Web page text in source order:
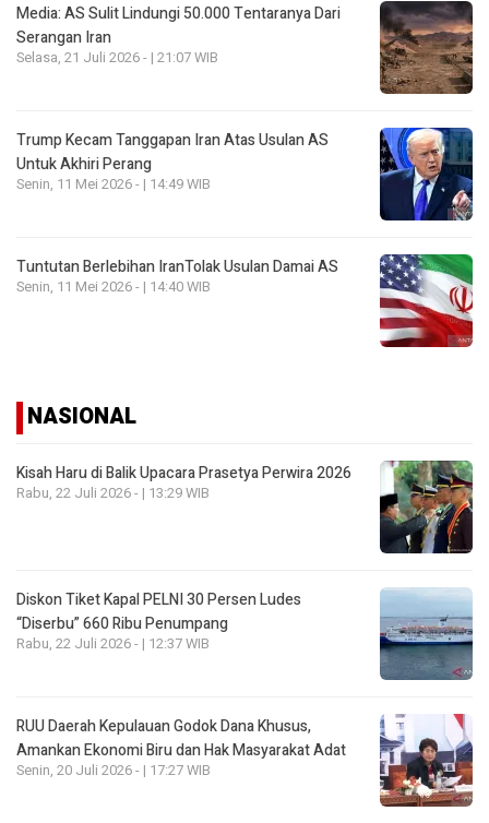
Media: AS Sulit Lindungi 50.000 Tentaranya Dari
Serangan Iran
Selasa, 21 Juli 2026 - | 21:07 WIB
Trump Kecam Tanggapan Iran Atas Usulan AS
Untuk Akhiri Perang
Senin, 11 Mei 2026 - | 14:49 WIB
Tuntutan Berlebihan IranTolak Usulan Damai AS
Senin, 11 Mei 2026 - | 14:40 WIB
NASIONAL
Kisah Haru di Balik Upacara Prasetya Perwira 2026
Rabu, 22 Juli 2026 - | 13:29 WIB
Diskon Tiket Kapal PELNI 30 Persen Ludes
“Diserbu” 660 Ribu Penumpang
Rabu, 22 Juli 2026 - | 12:37 WIB
RUU Daerah Kepulauan Godok Dana Khusus,
Amankan Ekonomi Biru dan Hak Masyarakat Adat
Senin, 20 Juli 2026 - | 17:27 WIB